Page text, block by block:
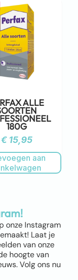
ALLE
180G
€15,95
aan
onze Instagram
Laat je
van onze
hoogte van
Volg ons nu